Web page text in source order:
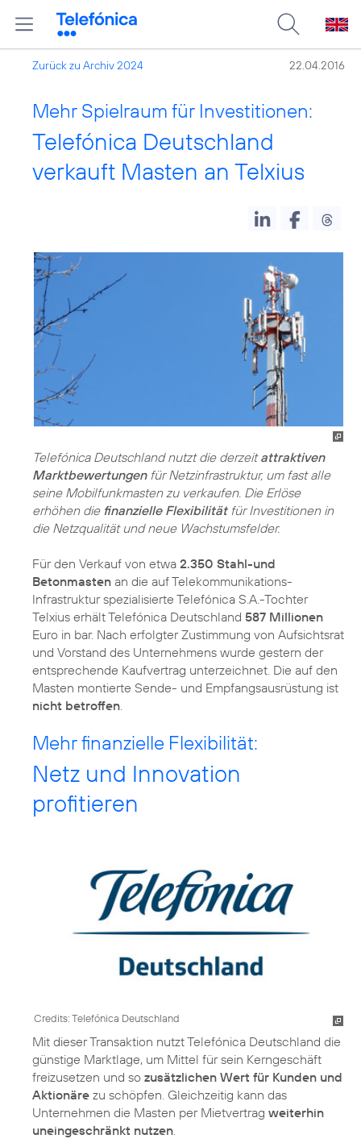
Zurück zu Archiv 2024 22.04.2016
Mehr Spielraum für Investitionen:
Telefónica Deutschland
verkauft Masten an Telxius
Telefónica Deutschland nutzt die derzeitattraktiven
Marktbewertungenfür Netzinfrastruktur, um fast alle
seine Mobilfunkmasten zu verkaufen. Die Erlöse
erhöhen die finanzielle Flexibilitätfür Investitionen in
die Netzqualität und neue Wachstumsfelder.
Für den Verkauf von etwa 2.350 Stahl-und
Betonmasten an die auf Telekommunikations-
Infrastruktur spezialisierte Telefónica S.A.-Tochter
Telxius erhält Telefónica Deutschland 587 Millionen
Euro in bar. Nach erfolgter Zustimmung von Aufsichtsrat
und Vorstand des Unternehmens wurde gestern der
entsprechende Kaufvertrag unterzeichnet. Die auf den
Masten montierte Sende- und Empfangsausrüstung ist
nicht betroffen.
Mehr finanzielle Flexibilität:
Netz und Innovation
profitieren
Credits: Telefónica Deutschland
Mit dieser Transaktion nutzt Telefónica Deutschland die
günstige Marktlage, um Mittel für sein Kerngeschäft
freizusetzen und so zusätzlichen Wert für Kunden und
Aktionäre zu schöpfen. Gleichzeitig kann das
Unternehmen die Masten per Mietvertrag weiterhin
uneingeschränkt nutzen